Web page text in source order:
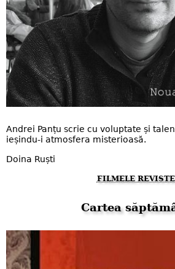
Andrei Panțu scrie cu voluptate și
ieșindu-i atmosfera misterioasă.
Doina Ruști​
FILMELE
Cartea